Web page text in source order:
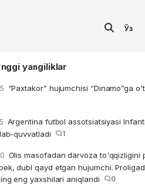
Ўз
yangiliklar
“Paxtakor” hujumchisi “Dinamo”ga
Argentina futbol assotsiatsiyasi
quvvatladi
1
Olis masofadan darvoza to'qqizligini
dubl qayd etgan hujumchi.
eng yaxshilari aniqlandi
0